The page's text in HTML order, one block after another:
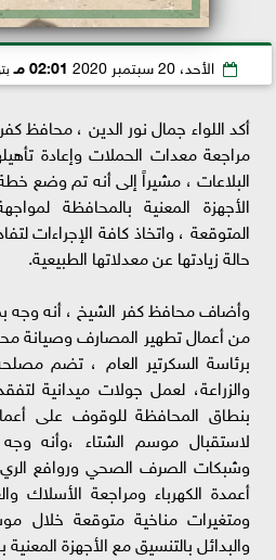
الأحد، 20 سبتمبر 2020 02:01 مـ
أكد اللواء جمال نور الدين ، محافظ
مراجعة معدات الحملات وإعادة
البلاعات ، مشيراً إلى أنه تم وضع
الأجهزة المعنية بالمحافظة
المتوقعة ، واتخاذ كافة الإجراءات
حالة زيادتها عن معدلاتها الطبيعية.
وأضاف محافظ كفر الشيخ ، أنه وجه
من أعمال تطهير المصارف وصيانة
برئاسة السكرتير العام ، تضم مصلحة
والزراعة، لعمل جولات ميدانية
بنطاق المحافظة للوقوف على
لاستقبال موسم الشتاء ،وأنه
وشبكات الصرف الصحي وروافع
أعمدة الكهرباء ومراجعة الأسلاك
ومتغيرات مناخية متوقعة خلال
والبدائل بالتنسيق مع الأجهزة